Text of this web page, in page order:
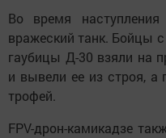
Во время
вражеский танк. Бойцы
гаубицы Д-30 взяли на
и вывели ее из строя, а
трофей.
FPV-дрон-камикадзе